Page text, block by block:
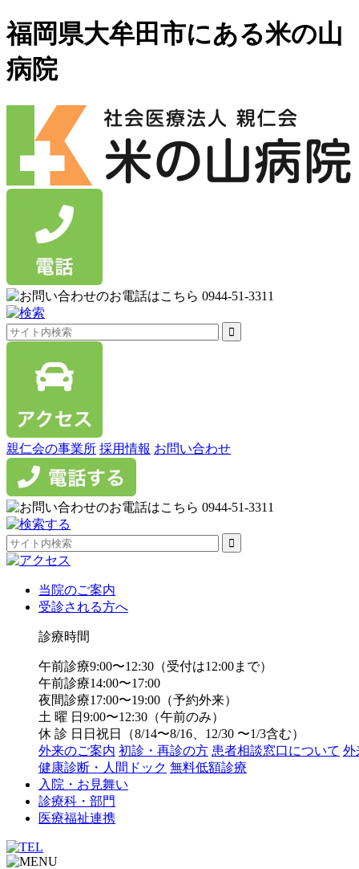
福岡県大牟田市にある米の山
病院
親仁会の事業所 採用情報 お問い合わせ
当院のご案内
受診される方へ
診療時間
午前診療9:00〜12:30 （受付は12:00まで）
午前診療14:00〜17:00
夜間診療17:00〜19:00 （予約外来）
土 曜 日 9:00〜12:30 （午前のみ）
休 診 日 日祝日（8/14〜8/16、12/30 〜1/3含む）
外来のご案内 初診・再診の方 患者相談窓口について 外
健康診断・人間ドック 無料低額診療
入院・お見舞い
診療科・部門
医療福祉連携